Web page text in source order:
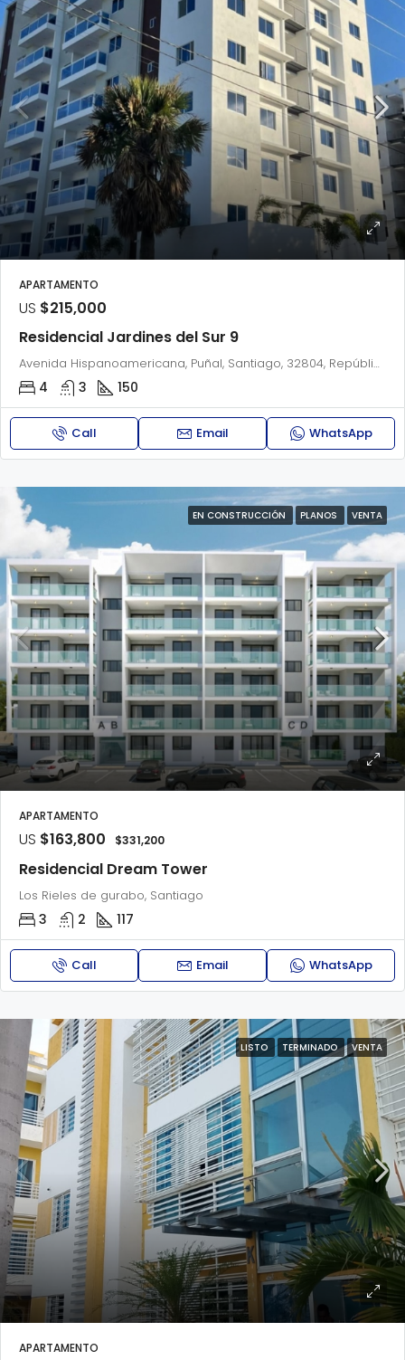
APARTAMENTO
US $215,000
Residencial Jardines del Sur 9
Avenida Hispanoamericana, Puñal, Santiago, 32804, República Dominicana
4 3 150
Call Email WhatsApp
EN CONSTRUCCIÓN PLANOS VENTA
APARTAMENTO
US $163,800 $331,200
Residencial Dream Tower
Los Rieles de gurabo, Santiago
3 2 117
Call Email WhatsApp
LISTO TERMINADO VENTA
APARTAMENTO